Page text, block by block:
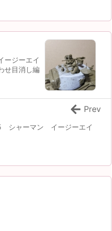
ジーエイ
せ目消し編
シャーマン イージーエイ
Prev